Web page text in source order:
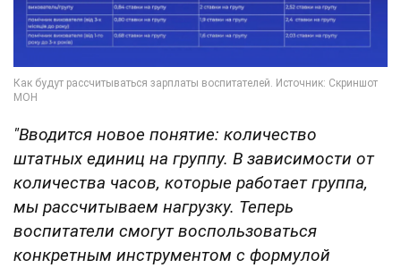
"Вводится новое понятие: количество
штатных единиц на группу. В зависимости от
количества часов, которые работает группа,
мы рассчитываем нагрузку. Теперь
воспитатели смогут воспользоваться
конкретным инструментом с формулой